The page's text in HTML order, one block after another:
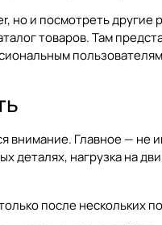
но и посмотреть
товаров. Там
внимание. Главное —
деталях, нагрузка на
после нескольких